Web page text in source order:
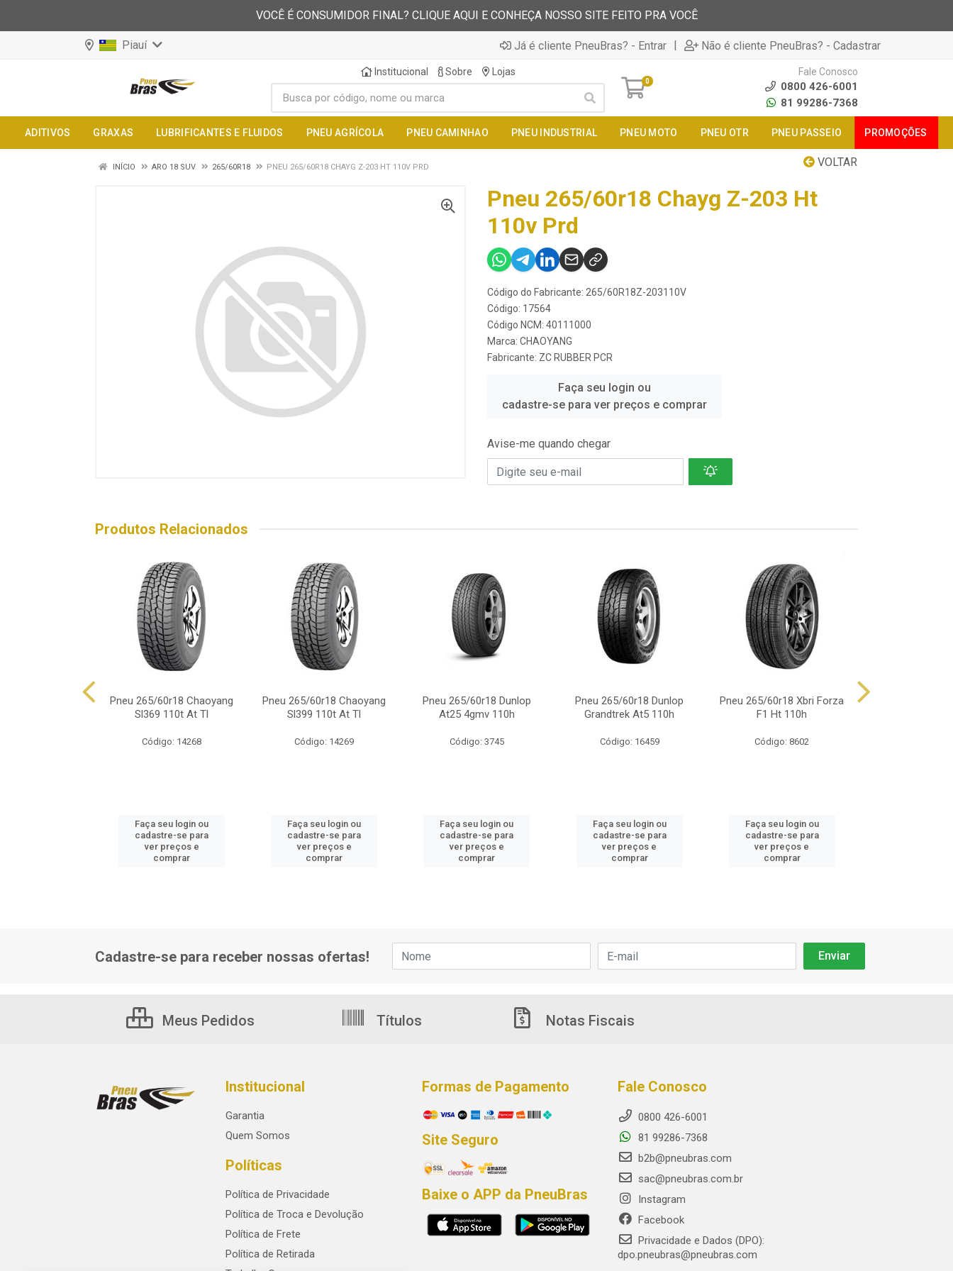
VOCÊ É CONSUMIDOR FINAL? CLIQUE AQUI E CONHEÇA NOSSO SITE FEITO PRA VOCÊ
Piauí Já é cliente PneuBras? - Entrar | Não é cliente PneuBras? - Cadastrar
Institucional Sobre Lojas
0
Fale Conosco
0800 426-6001
81 99286-7368
ADITIVOS GRAXAS LUBRIFICANTES E FLUIDOS PNEU AGRÍCOLA PNEU CAMINHAO PNEU INDUSTRIAL PNEU MOTO PNEU OTR PNEU PASSEIO PROMOÇÕES
VOLTAR
INÍCIO ARO 18 SUV 265/60R18 PNEU 265/60R18 CHAYG Z-203 HT 110V PRD
Pneu 265/60r18 Chayg Z-203 Ht
110v Prd
Código do Fabricante: 265/60R18Z-203110V
Código: 17564
Código NCM: 40111000
Marca: CHAOYANG
Fabricante: ZC RUBBER PCR
Faça seu login ou
cadastre-se para ver preços e comprar
Avise-me quando chegar
Produtos Relacionados
Pneu 265/60r18 Chaoyang
Sl369 110t At Tl
Código: 14268
Faça seu login ou
cadastre-se para
ver preços e
comprar
Pneu 265/60r18 Chaoyang
Sl399 110t At Tl
Código: 14269
Faça seu login ou
cadastre-se para
ver preços e
comprar
Pneu 265/60r18 Dunlop
At25 4gmv 110h
Código: 3745
Faça seu login ou
cadastre-se para
ver preços e
comprar
Pneu 265/60r18 Dunlop
Grandtrek At5 110h
Código: 16459
Faça seu login ou
cadastre-se para
ver preços e
comprar
Pneu 265/60r18 Xbri Forza
F1 Ht 110h
Código: 8602
Faça seu login ou
cadastre-se para
ver preços e
comprar
Cadastre-se para receber nossas ofertas!
Meus Pedidos Títulos Notas Fiscais
Institucional
Garantia
Quem Somos
Políticas
Política de Privacidade
Política de Troca e Devolução
Política de Frete
Política de Retirada
Formas de Pagamento
Site Seguro
Baixe o APP da PneuBras
Fale Conosco
0800 426-6001
81 99286-7368
b2b@pneubras.com
sac@pneubras.com.br
Instagram
Facebook
Privacidade e Dados (DPO):
dpo.pneubras@pneubras.com